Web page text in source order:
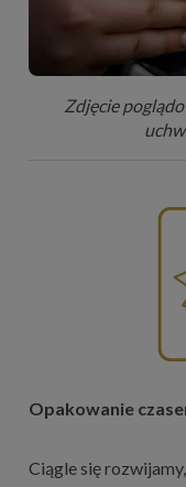
Zdjęcie
Opakowanie
Ciągle się